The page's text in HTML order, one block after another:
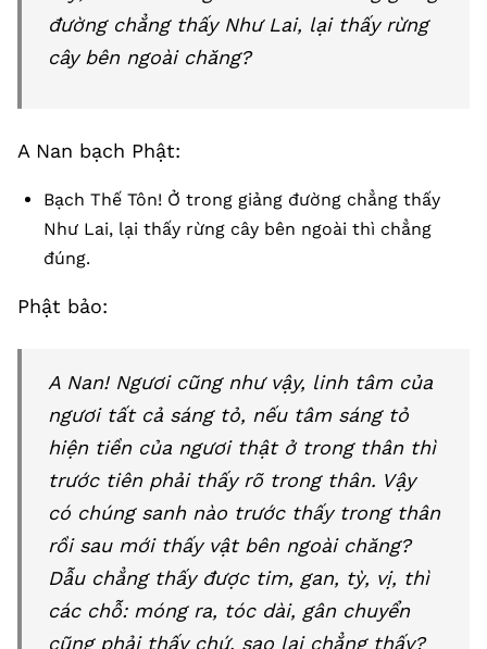
đường chẳng thấy Như Lai, lại thấy rừng
cây bên ngoài chăng?
A Nan bạch Phật:
Bạch Thế Tôn! Ở trong giảng đường chẳng thấy
Như Lai, lại thấy rừng cây bên ngoài thì chẳng
đúng.
Phật bảo:
A Nan! Ngươi cũng như vậy, linh tâm của
ngươi tất cả sáng tỏ, nếu tâm sáng tỏ
hiện tiền của ngươi thật ở trong thân thì
trước tiên phải thấy rõ trong thân. Vậy
có chúng sanh nào trước thấy trong thân
rồi sau mới thấy vật bên ngoài chăng?
Dẫu chẳng thấy được tim, gan, tỳ, vị, thì
các chỗ: móng ra, tóc dài, gân chuyển
cũng phải thấy chứ, sao lại chẳng thấy?